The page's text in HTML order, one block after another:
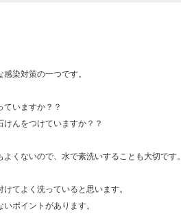
染対策の一つです。
いますか？？
んをつけていますか？？
くないので、水で素洗いすることも大切です。
てよく洗っていると思います。
ポイントがあります。